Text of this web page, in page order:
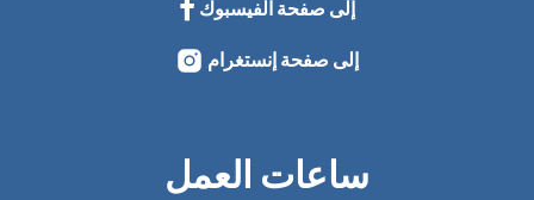
إلى صفحة الفيسبوك
إلى صفحة إنستغرام
ساعات العمل